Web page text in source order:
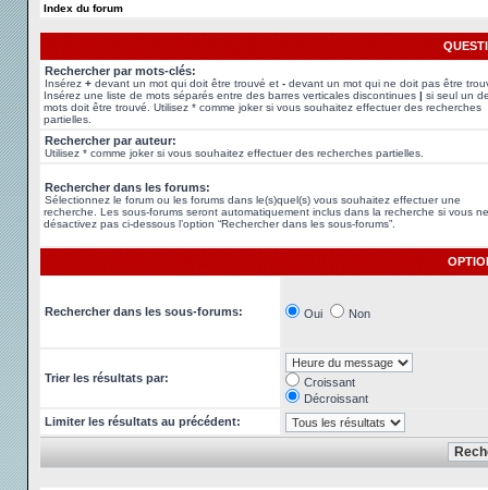
Index du forum
Rechercher par mots-clés:
Insérez + devant un mot qui doit être trouvé et - devant un mot qui ne doit pas être
Insérez une liste de mots séparés entre des barres verticales discontinues | si seul un
mots doit être trouvé. Utilisez * comme joker si vous souhaitez effectuer des recherches
partielles.
Rechercher par auteur:
Utilisez * comme joker si vous souhaitez effectuer des recherches partielles.
Rechercher dans les forums:
Sélectionnez le forum ou les forums dans le(s)quel(s) vous souhaitez effectuer une
recherche. Les sous-forums seront automatiquement inclus dans la recherche si vous ne
désactivez pas ci-dessous l’option “Rechercher dans les sous-forums”.
Rechercher dans les sous-forums: Oui Non
Trier les résultats par:
Croissant
Décroissant
Limiter les résultats au précédent: